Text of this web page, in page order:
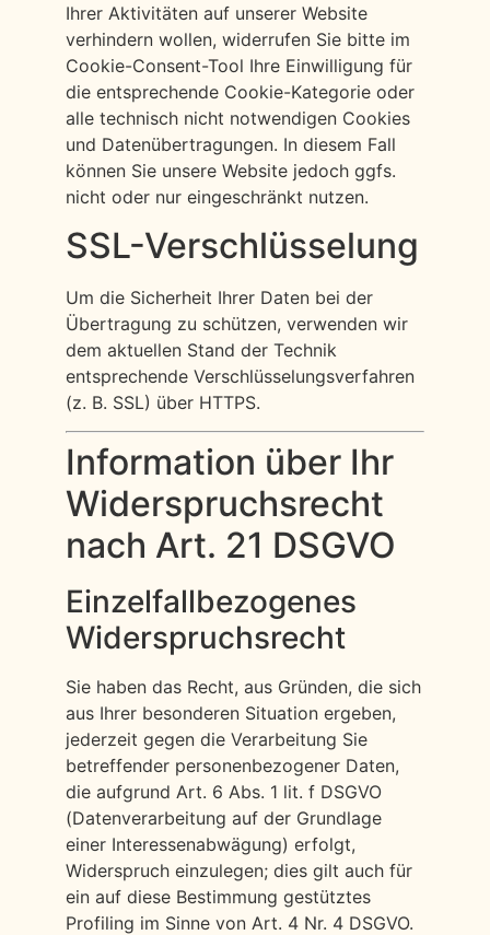
Ihrer Aktivitäten auf unserer Website
verhindern wollen, widerrufen Sie bitte im
Cookie-Consent-Tool Ihre Einwilligung für
die entsprechende Cookie-Kategorie oder
alle technisch nicht notwendigen Cookies
und Datenübertragungen. In diesem Fall
können Sie unsere Website jedoch ggfs.
nicht oder nur eingeschränkt nutzen.
SSL-Verschlüsselung
Um die Sicherheit Ihrer Daten bei der
Übertragung zu schützen, verwenden wir
dem aktuellen Stand der Technik
entsprechende Verschlüsselungsverfahren
(z. B. SSL) über HTTPS.
Information über Ihr
Widerspruchsrecht
nach Art. 21 DSGVO
Einzelfallbezogenes
Widerspruchsrecht
Sie haben das Recht, aus Gründen, die sich
aus Ihrer besonderen Situation ergeben,
jederzeit gegen die Verarbeitung Sie
betreffender personenbezogener Daten,
die aufgrund Art. 6 Abs. 1 lit. f DSGVO
(Datenverarbeitung auf der Grundlage
einer Interessenabwägung) erfolgt,
Widerspruch einzulegen; dies gilt auch für
ein auf diese Bestimmung gestütztes
Profiling im Sinne von Art. 4 Nr. 4 DSGVO.